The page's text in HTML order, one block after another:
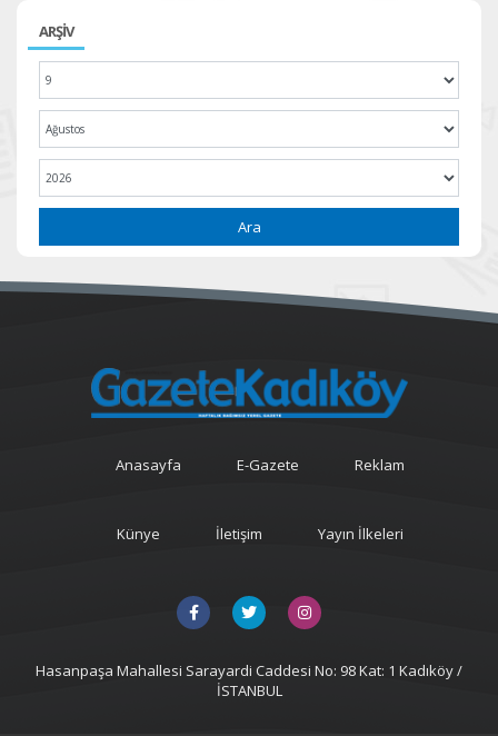
ARŞİV
Ara
Anasayfa E-Gazete Reklam
Künye İletişim Yayın İlkeleri
Hasanpaşa Mahallesi Sarayardi Caddesi No: 98 Kat: 1 Kadıköy /
İSTANBUL